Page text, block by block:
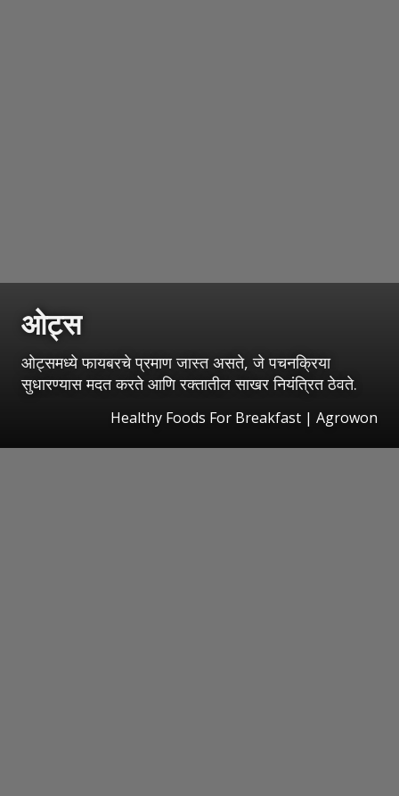
ओट्स
ओट्समध्ये फायबरचे प्रमाण जास्त असते, जे पचनक्रिया
सुधारण्यास मदत करते आणि रक्तातील साखर नियंत्रित ठेवते.
Healthy Foods For Breakfast | Agrowon